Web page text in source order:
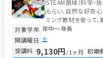
STEAM領域（科学・
もらい、自然な好奇
ミング教材を使って
対象学年 年中〜年長
開講曜日 土
受講料 9,130円/1ヶ月 初期